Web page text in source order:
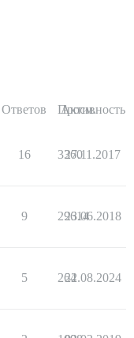
Ответов Просм.
Активность
16 3360
27.11.2017
9 29614
23.06.2018
5 264
22.08.2024